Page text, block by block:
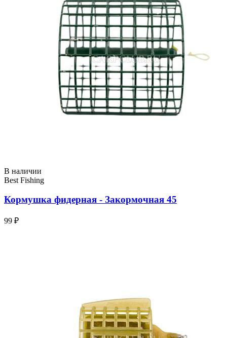
В наличии
Best Fishing
Кормушка фидерная - Закормочная 45
99 ₽